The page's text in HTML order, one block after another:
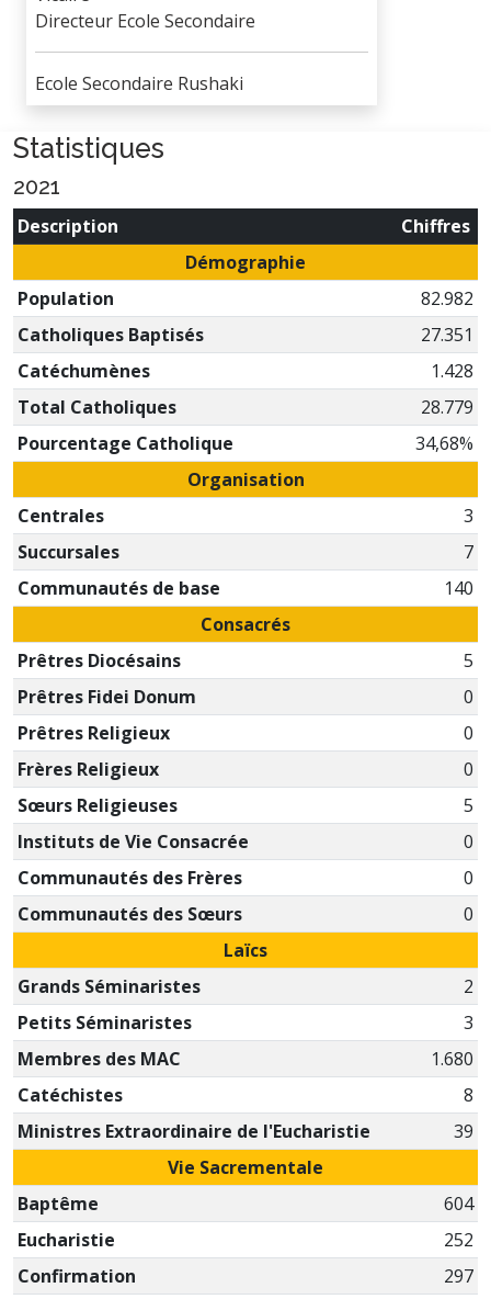
Directeur Ecole Secondaire
Ecole Secondaire Rushaki
Statistiques
2021
Description
Chiffres
Démographie
Population
82.982
Catholiques Baptisés
27.351
Catéchumènes
1.428
Total Catholiques
28.779
Pourcentage Catholique
34,68%
Organisation
Centrales
3
Succursales
7
Communautés de base
140
Consacrés
Prêtres Diocésains
5
Prêtres Fidei Donum
0
Prêtres Religieux
0
Frères Religieux
0
Sœurs Religieuses
5
Instituts de Vie Consacrée
0
Communautés des Frères
0
Communautés des Sœurs
0
Laïcs
Grands Séminaristes
2
Petits Séminaristes
3
Membres des MAC
1.680
Catéchistes
8
Ministres Extraordinaire de l'Eucharistie
39
Vie Sacrementale
Baptême
604
Eucharistie
252
Confirmation
297